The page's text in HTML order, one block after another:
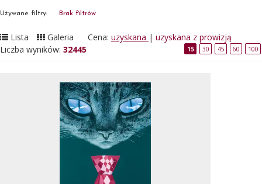
Używane filtry: Brak filtrów
Lista Galeria Cena: uzyskana | uzyskana z prowizją
Liczba wyników: 32445 15 30 45 60 100